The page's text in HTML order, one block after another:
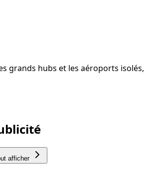
grands hubs et les aéroports isolés,
afficher